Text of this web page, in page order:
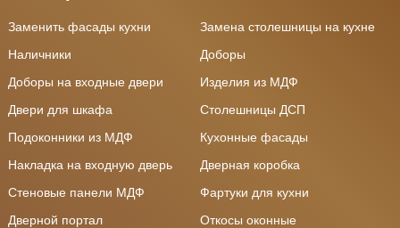
Заменить фасады кухни
Замена столешницы на кухне
Наличники
Доборы
Доборы на входные двери
Изделия из МДФ
Двери для шкафа
Столешницы ДСП
Подоконники из МДФ
Кухонные фасады
Накладка на входную дверь
Дверная коробка
Стеновые панели МДФ
Фартуки для кухни
Дверной портал
Откосы оконные